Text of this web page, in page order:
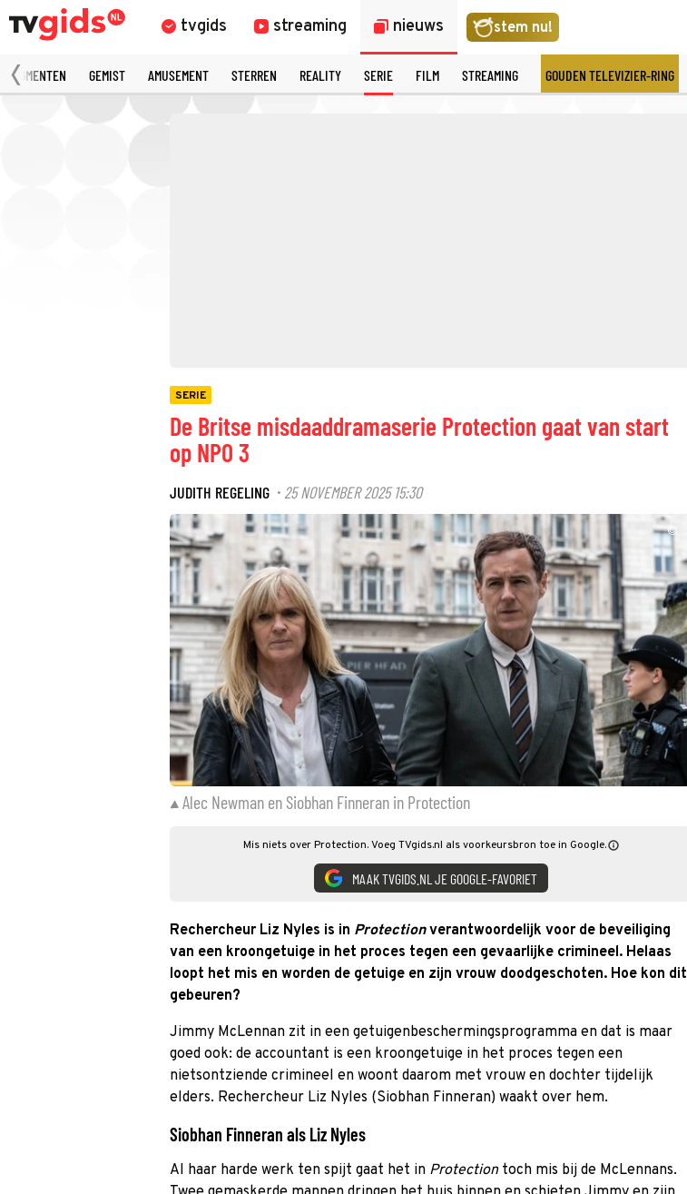
tvgids streaming nieuws stem nu!
GEMIST AMUSEMENT STERREN REALITY SERIE FILM STREAMING GOUDEN TELEVIZIER-RING
SERIE
De Britse misdaaddramaserie Protection gaat van start
op NPO 3
JUDITH REGELING · 25 NOVEMBER 2025 15:30
©
Alec Newman en Siobhan Finneran in Protection
Mis niets over Protection. Voeg TVgids.nl als voorkeursbron toe in Google.
MAAK TVGIDS.NL JE GOOGLE-FAVORIET
Rechercheur Liz Nyles is in Protectionverantwoordelijk voor de beveiliging
van een kroongetuige in het proces tegen een gevaarlijke crimineel. Helaas
loopt het mis en worden de getuige en zijn vrouw doodgeschoten. Hoe kon dit
gebeuren?
Jimmy McLennan zit in een getuigenbeschermingsprogramma en dat is maar
goed ook: de accountant is een kroongetuige in het proces tegen een
nietsontziende crimineel en woont daarom met vrouw en dochter tijdelijk
elders. Rechercheur Liz Nyles (Siobhan Finneran) waakt over hem.
Siobhan Finneran als Liz Nyles
Al haar harde werk ten spijt gaat het in Protectiontoch mis bij de McLennans.